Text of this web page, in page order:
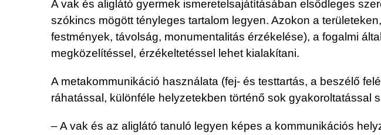
A vak és aliglátó gyermek ismeretelsajátításában elsődleges
szókincs mögött tényleges tartalom legyen. Azokon a
festmények, távolság, monumentalitás érzékelése), a fogalmi
megközelítéssel, érzékeltetéssel lehet kialakítani.
A metakommunikáció használata (fej- és testtartás, a beszélő
ráhatással, különféle helyzetekben történő sok gyakoroltatással
– A vak és az aliglátó tanuló legyen képes a kommunikációs